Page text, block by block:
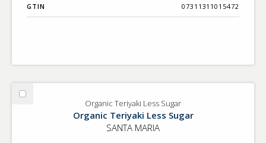
GTIN 07311311015472
Välj
Organic Teriyaki Less Sugar
Organic Teriyaki Less Sugar
SANTA MARIA